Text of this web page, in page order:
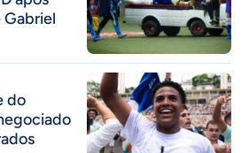
Gabriel
do